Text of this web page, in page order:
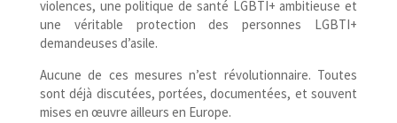
violences, une politique de santé LGBTI+ ambitieuse et
une véritable protection des personnes LGBTI+
demandeuses d’asile.
Aucune de ces mesures n’est révolutionnaire. Toutes
sont déjà discutées, portées, documentées, et souvent
mises en œuvre ailleurs en Europe.